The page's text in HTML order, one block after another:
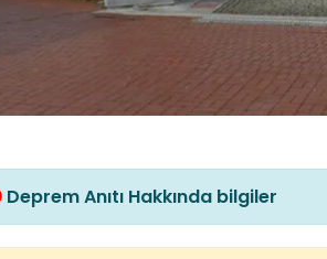
Deprem Anıtı Hakkında bilgiler